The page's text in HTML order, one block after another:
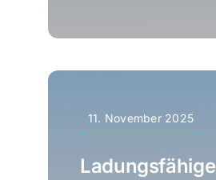
11. November 2025
Ladungsfähige